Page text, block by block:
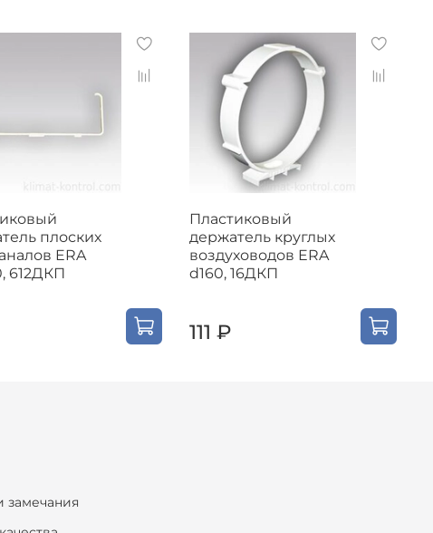
плоских
ERA
612ДКП
Пластиковый
держатель круглых
воздуховодов ERA
d160, 16ДКП
111 ₽
замечания